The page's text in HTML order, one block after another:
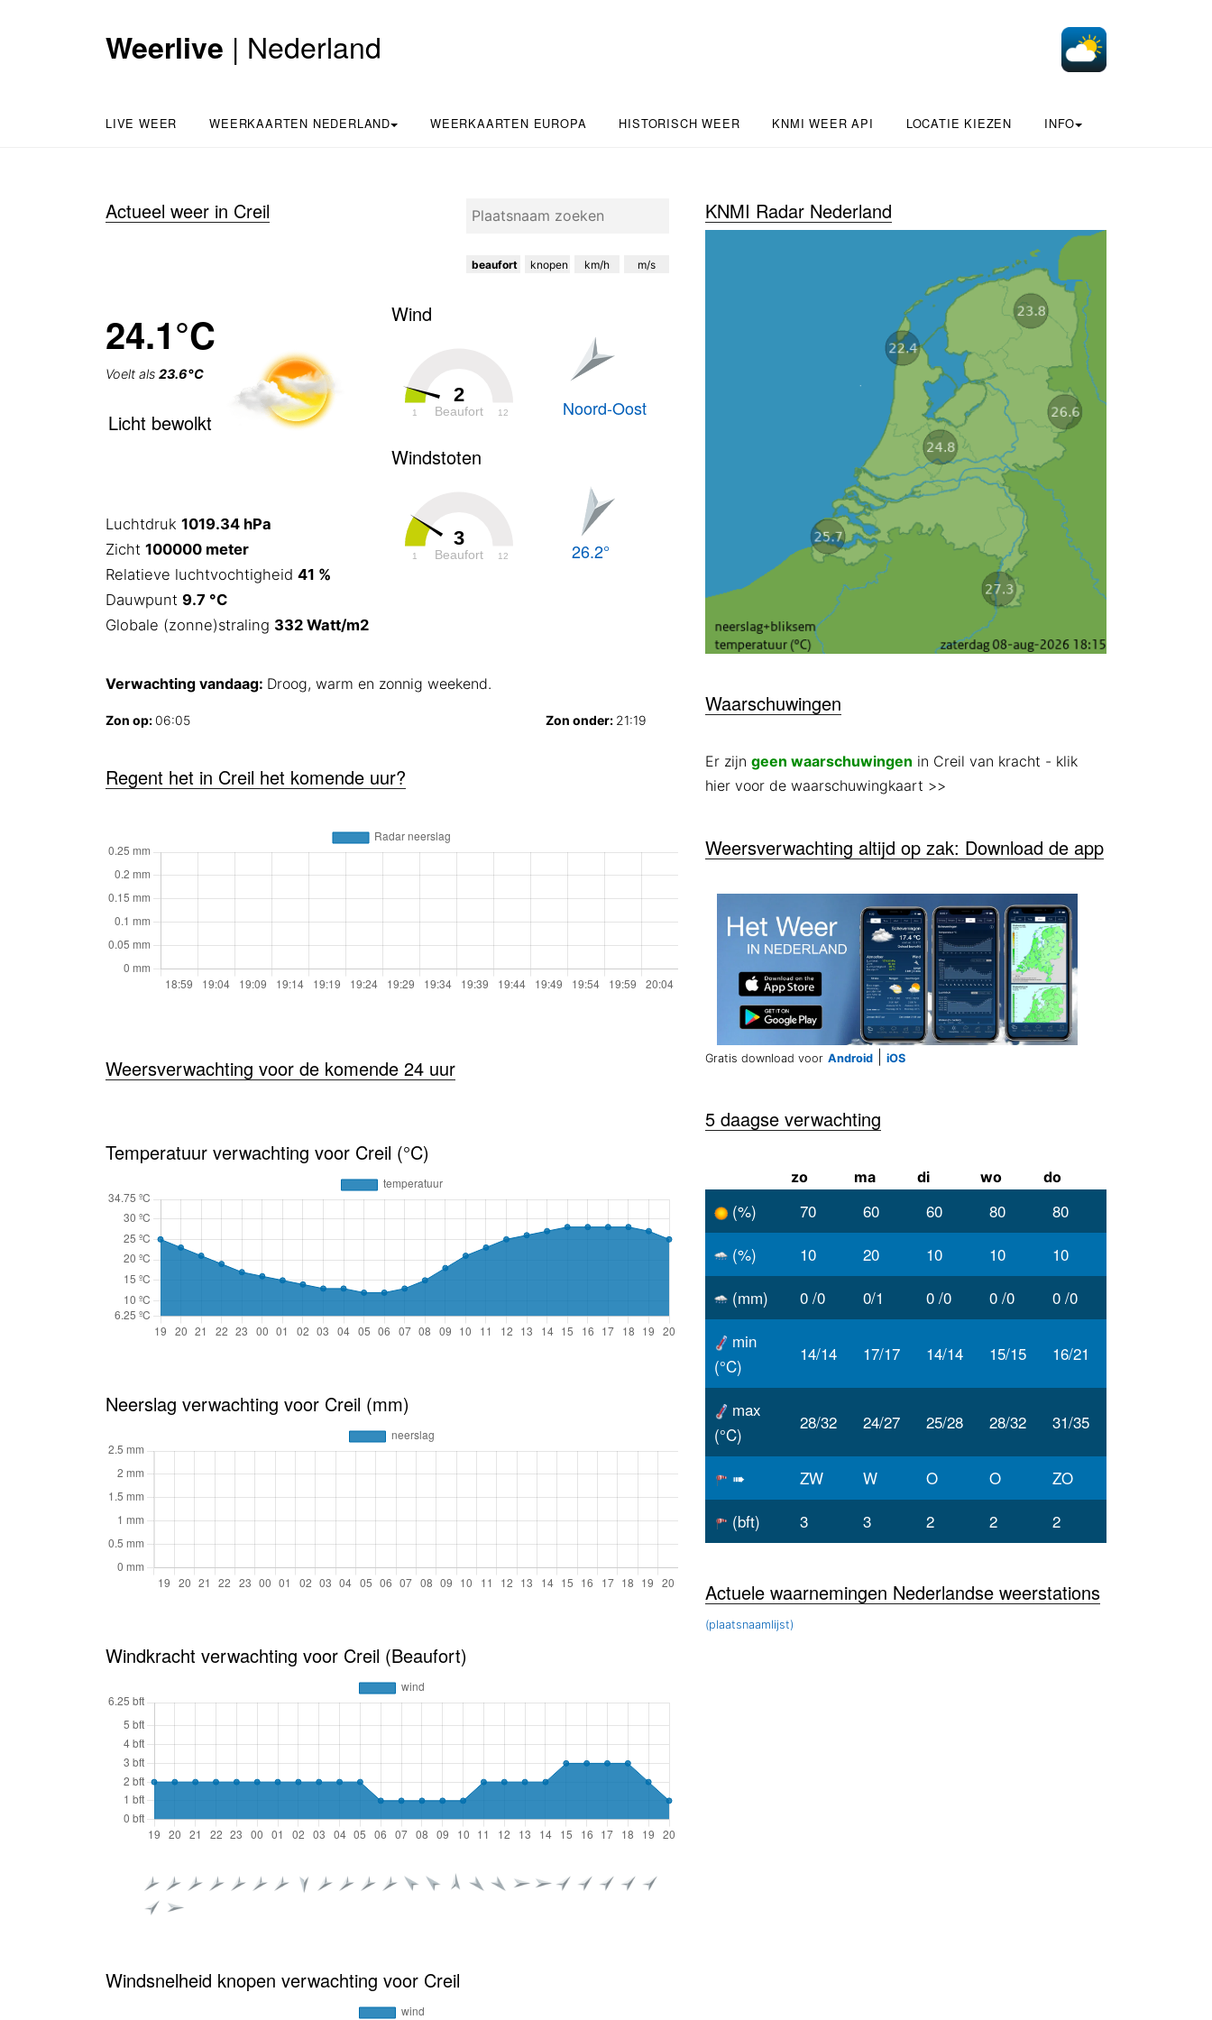
Weerlive | Nederland
LIVE WEER WEERKAARTEN NEDERLAND WEERKAARTEN EUROPA HISTORISCH WEER KNMI WEER API LOCATIE KIEZEN INFO
Actueel weer in Creil
beaufort knopen km/h m/s
Wind
2
Beaufort
1 12 Noord-Oost
Windstoten
3
Beaufort
1 12 26.2°
24.1°C
Voelt als 23.6°C
Licht bewolkt
Luchtdruk 1019.34 hPa
Zicht 100000 meter
Relatieve luchtvochtigheid 41 %
Dauwpunt 9.7 °C
Globale (zonne)straling 332 Watt/m2
Verwachting vandaag: Droog, warm en zonnig weekend.
Zon op: 06:05 Zon onder: 21:19
Regent het in Creil het komende uur?
Weersverwachting voor de komende 24 uur
Temperatuur verwachting voor Creil (°C)
Neerslag verwachting voor Creil (mm)
Windkracht verwachting voor Creil (Beaufort)
Windsnelheid knopen verwachting voor Creil
KNMI Radar Nederland
Waarschuwingen
Er zijn geen waarschuwingen in Creil van kracht - klik
hier voor de waarschuwingkaart >>
Weersverwachting altijd op zak: Download de app
Gratis download voor Android| iOS
5 daagse verwachting
zo ma di wo do
(%) 70 60 60 80
80
(%)
10 20 10 10
10
(mm)
0 /0 0/1 0 /0 0 /0
0 /0
min
(°C)
14/14 17/17 14/14 15/15 16/21
max
(°C)
28/32 24/27 25/28 28/32 31/35
➠ ZW W O O
ZO
(bft)
3 3 2 2 2
Actuele waarnemingen Nederlandse weerstations
(plaatsnaamlijst)